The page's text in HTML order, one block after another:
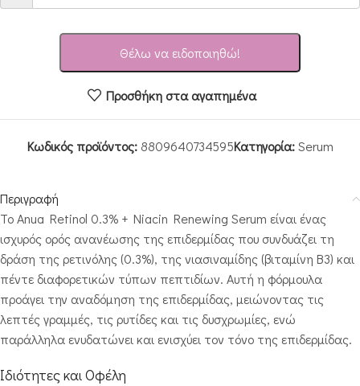
Θέλω να ειδοποιηθώ!
Προσθήκη στα αγαπημένα
Κωδικός προϊόντος: 8809640734595Κατηγορία: Serum
Περιγραφή
Το Anua Retinol 0.3% + Niacin Renewing Serum είναι ένας
ισχυρός ορός ανανέωσης της επιδερμίδας που συνδυάζει τη
δράση της ρετινόλης (0.3%), της νιασιναμίδης (βιταμίνη B3) και
πέντε διαφορετικών τύπων πεπτιδίων. Αυτή η φόρμουλα
προάγει την αναδόμηση της επιδερμίδας, μειώνοντας τις
λεπτές γραμμές, τις ρυτίδες και τις δυσχρωμίες, ενώ
παράλληλα ενυδατώνει και ενισχύει τον τόνο της επιδερμίδας.
Ιδιότητες και Οφέλη